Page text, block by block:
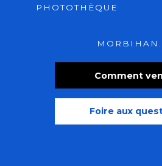
Comment
Foire aux
PHOTOTHÈQUE